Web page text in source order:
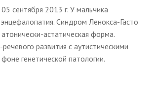
сентября 2013 г. У мальчика
Синдром Ленокса-Гасто
аcтатическая форма.
развития с аутистическими
генетической патологии.